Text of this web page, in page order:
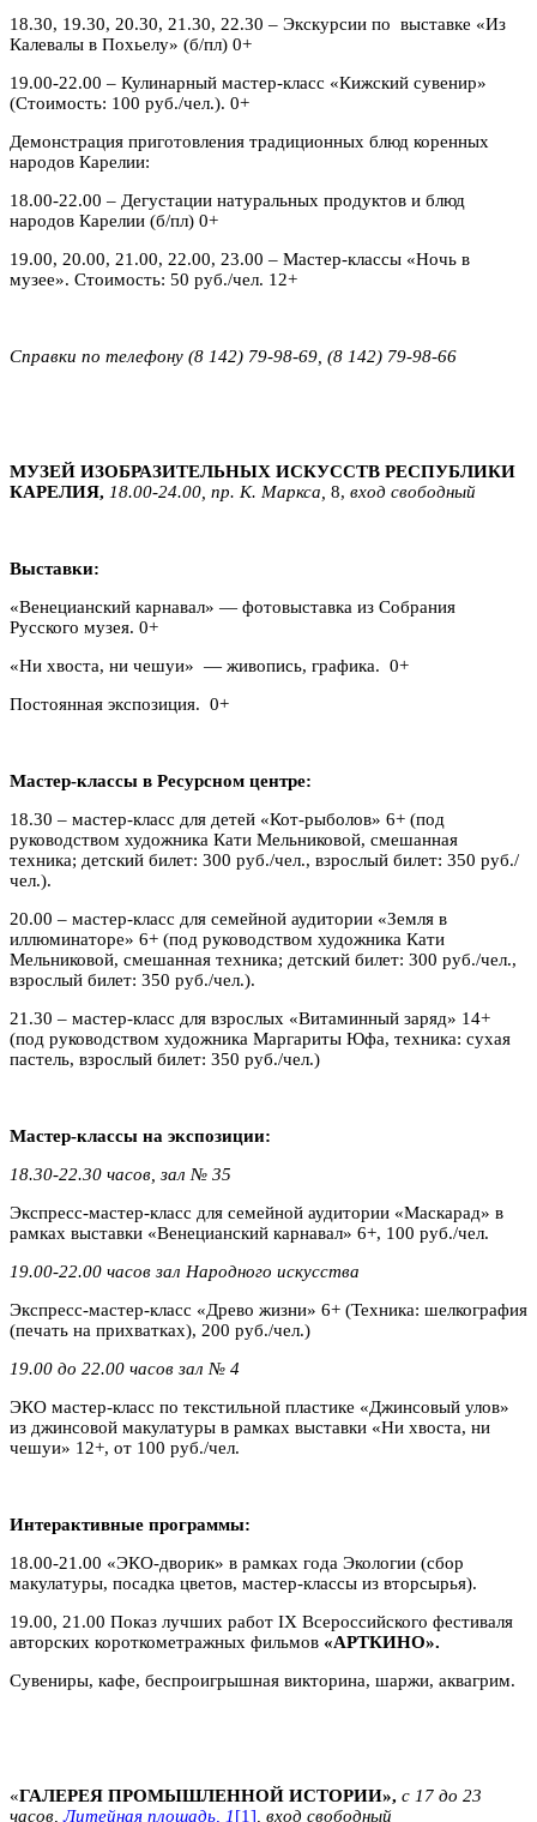
18.30, 19.30, 20.30, 21.30, 22.30 – Экскурсии по выставке «Из
Калевалы в Похьелу» (б/пл) 0+
19.00-22.00 – Кулинарный мастер-класс «Кижский сувенир»
(Стоимость: 100 руб./чел.). 0+
Демонстрация приготовления традиционных блюд коренных
народов Карелии:
18.00-22.00 – Дегустации натуральных продуктов и блюд
народов Карелии (б/пл) 0+
19.00, 20.00, 21.00, 22.00, 23.00 – Мастер-классы «Ночь в
музее». Стоимость: 50 руб./чел. 12+
Справки по телефону (8 142) 79-98-69, (8 142) 79-98-66
МУЗЕЙ ИЗОБРАЗИТЕЛЬНЫХ ИСКУССТВ РЕСПУБЛИКИ
КАРЕЛИЯ, 18.00-24.00, пр. К. Маркса, 8, вход свободный
Выставки:
«Венецианский карнавал» — фотовыставка из Собрания
Русского музея. 0+
«Ни хвоста, ни чешуи» — живопись, графика. 0+
Постоянная экспозиция. 0+
Мастер-классы в Ресурсном центре:
18.30 – мастер-класс для детей «Кот-рыболов» 6+ (под
руководством художника Кати Мельниковой, смешанная
техника; детский билет: 300 руб./чел., взрослый билет: 350 руб./
чел.).
20.00 – мастер-класс для семейной аудитории «Земля в
иллюминаторе» 6+ (под руководством художника Кати
Мельниковой, смешанная техника; детский билет: 300 руб./чел.,
взрослый билет: 350 руб./чел.).
21.30 – мастер-класс для взрослых «Витаминный заряд» 14+
(под руководством художника Маргариты Юфа, техника: сухая
пастель, взрослый билет: 350 руб./чел.)
Мастер-классы на экспозиции:
18.30-22.30 часов, зал № 35
Экспресс-мастер-класс для семейной аудитории «Маскарад» в
рамках выставки «Венецианский карнавал» 6+, 100 руб./чел.
19.00-22.00 часов зал Народного искусства
Экспресс-мастер-класс «Древо жизни» 6+ (Техника: шелкография
(печать на прихватках), 200 руб./чел.)
19.00 до 22.00 часов зал № 4
ЭКО мастер-класс по текстильной пластике «Джинсовый улов»
из джинсовой макулатуры в рамках выставки «Ни хвоста, ни
чешуи» 12+, от 100 руб./чел.
Интерактивные программы:
18.00-21.00 «ЭКО-дворик» в рамках года Экологии (сбор
макулатуры, посадка цветов, мастер-классы из вторсырья).
19.00, 21.00 Показ лучших работ IX Всероссийского фестиваля
авторских короткометражных фильмов «АРТКИНО».
Сувениры, кафе, беспроигрышная викторина, шаржи, аквагрим.
«ГАЛЕРЕЯ ПРОМЫШЛЕННОЙ ИСТОРИИ», с 17 до 23
часов,Литейная площадь, 1[1] , вход свободный